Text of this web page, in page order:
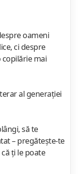
oameni
ci despre
copilărie mai
al generaţiei
să te
– pregăteşte-te
ţi le poate